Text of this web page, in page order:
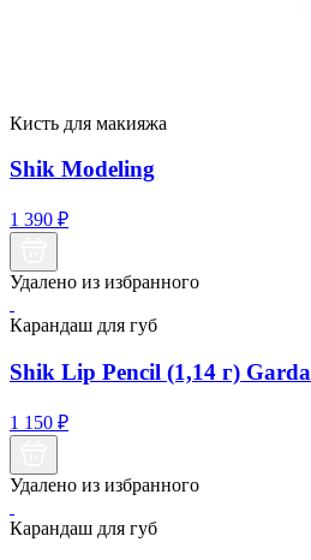
Кисть для макияжа
Shik Modeling
1 390 ₽
Удалено из избранного
Карандаш для губ
Shik Lip Pencil (1,14 г) Garda
1 150 ₽
Удалено из избранного
Карандаш для губ